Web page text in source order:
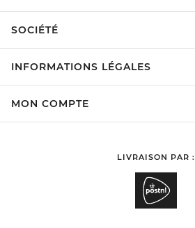
SOCIÉTÉ
INFORMATIONS LÉGALES
MON COMPTE
LIVRAISON PAR :